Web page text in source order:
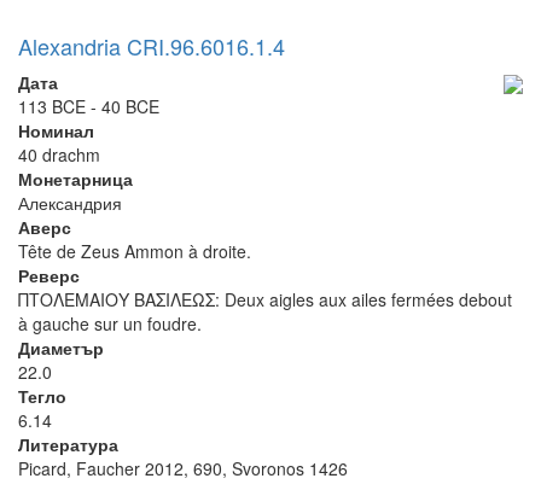
Alexandria CRI.96.6016.1.4
Дата
113 BCE - 40 BCE
Номинал
40 drachm
Монетарница
Александрия
Аверс
Tête de Zeus Ammon à droite.
Реверс
ΠΤΟΛΕΜΑΙΟΥ ΒΑΣΙΛΕΩΣ: Deux aigles aux ailes fermées debout
à gauche sur un foudre.
Диаметър
22.0
Тегло
6.14
Литература
Picard, Faucher 2012, 690, Svoronos 1426